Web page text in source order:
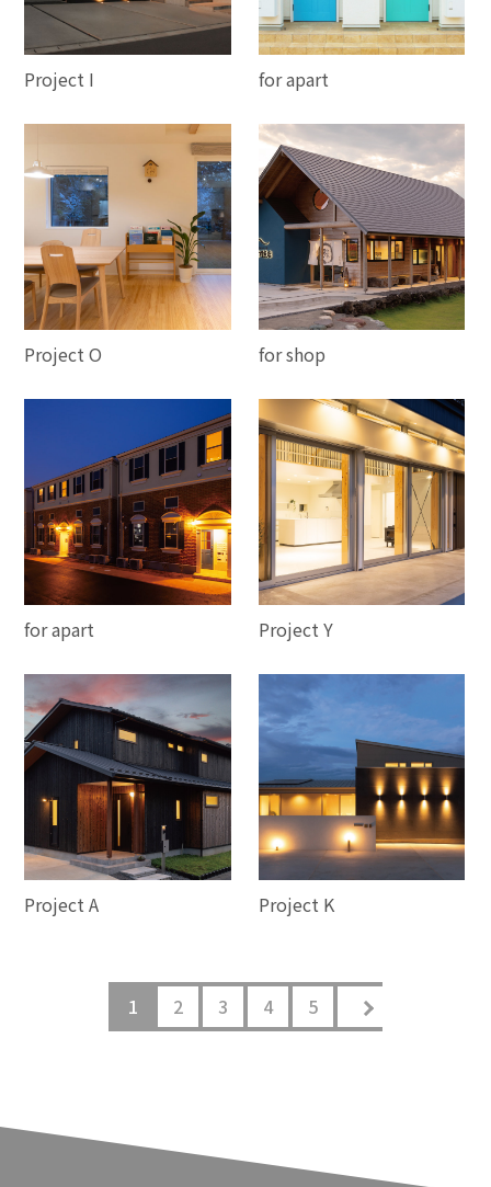
Project I for apart
Project O for shop
for apart Project Y
Project A Project K
1 2 3 4 5